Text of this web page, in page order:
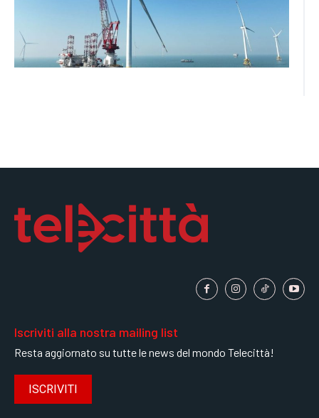
Iscriviti alla nostra mailing list
Resta aggiornato su tutte le news del mondo Telecittà!
ISCRIVITI